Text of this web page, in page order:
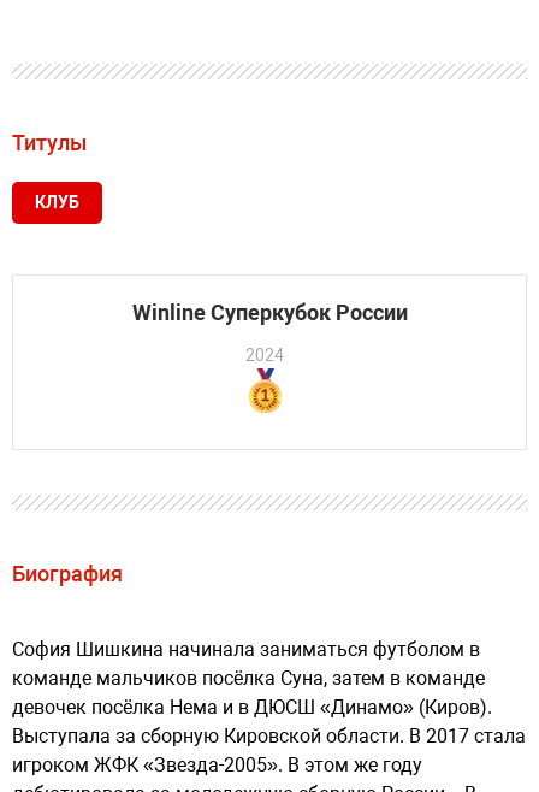
Титулы
КЛУБ
Winline Суперкубок России
2024
Биография
София Шишкина начинала заниматься футболом в
команде мальчиков посёлка Суна, затем в команде
девочек посёлка Нема и в ДЮСШ «Динамо» (Киров).
Выступала за сборную Кировской области. В 2017 стала
игроком ЖФК «Звезда-2005». В этом же году